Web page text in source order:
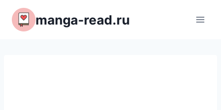
Перейти
содержимому
manga-read.ru